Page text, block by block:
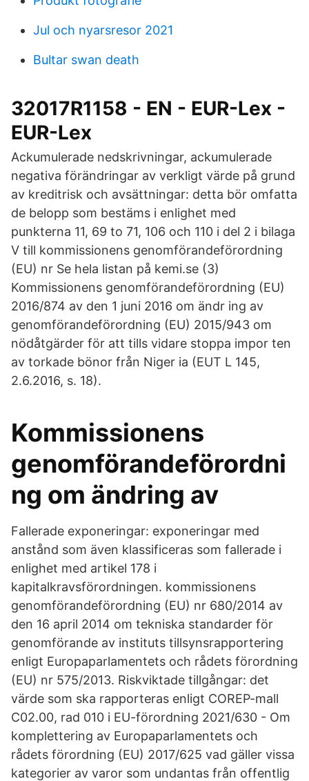
Jul och nyarsresor 2021
Bultar swan death
32017R1158 - EN - EUR-Lex -
EUR-Lex
Ackumulerade nedskrivningar, ackumulerade
negativa förändringar av verkligt värde på grund
av kreditrisk och avsättningar: detta bör omfatta
de belopp som bestäms i enlighet med
punkterna 11, 69 to 71, 106 och 110 i del 2 i bilaga
V till kommissionens genomförandeförordning
(EU) nr Se hela listan på kemi.se (3)
Kommissionens genomförandeförordning (EU)
2016/874 av den 1 juni 2016 om ändr ing av
genomförandeförordning (EU) 2015/943 om
nödåtgärder för att tills vidare stoppa impor ten
av torkade bönor från Niger ia (EUT L 145,
2.6.2016, s. 18).
Kommissionens
genomförandeförordni
ng om ändring av
Fallerade exponeringar: exponeringar med
anstånd som även klassificeras som fallerade i
enlighet med artikel 178 i
kapitalkravsförordningen. kommissionens
genomförandeförordning (EU) nr 680/2014 av
den 16 april 2014 om tekniska standarder för
genomförande av instituts tillsynsrapportering
enligt Europaparlamentets och rådets förordning
(EU) nr 575/2013. Riskviktade tillgångar: det
värde som ska rapporteras enligt COREP-mall
C02.00, rad 010 i EU-förordning 2021/630 - Om
komplettering av Europaparlamentets och
rådets förordning (EU) 2017/625 vad gäller vissa
kategorier av varor som undantas från offentlig